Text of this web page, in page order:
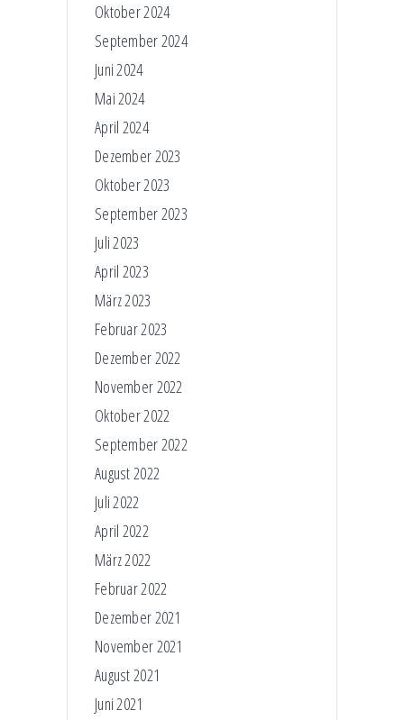
Oktober 2024
September 2024
Juni 2024
Mai 2024
April 2024
Dezember 2023
Oktober 2023
September 2023
Juli 2023
April 2023
März 2023
Februar 2023
Dezember 2022
November 2022
Oktober 2022
September 2022
August 2022
Juli 2022
April 2022
März 2022
Februar 2022
Dezember 2021
November 2021
August 2021
Juni 2021